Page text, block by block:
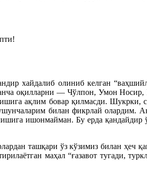
хайдалиб олиниб келган
оқилларни — Чўлпон, Умон
ақлим бовар қилмасди.
билан фикрлай олардим.
ишонмайман. Бу ерда қандайдир
ташқари ўз кўзимиз билан ҳеч
маҳал “ғазавот тугади,